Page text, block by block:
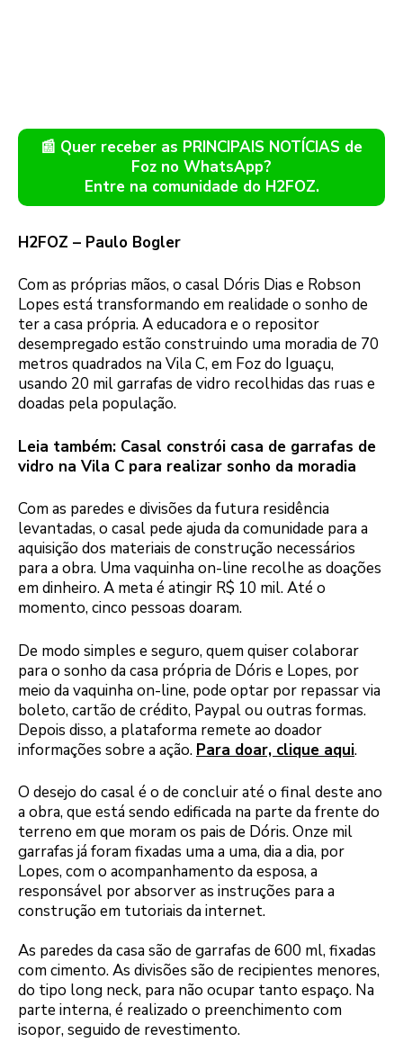
📰 Quer receber as PRINCIPAIS NOTÍCIAS de
Foz no WhatsApp?
Entre na comunidade do H2FOZ.
H2FOZ – Paulo Bogler
Com as próprias mãos, o casal Dóris Dias e Robson
Lopes está transformando em realidade o sonho de
ter a casa própria. A educadora e o repositor
desempregado estão construindo uma moradia de 70
metros quadrados na Vila C, em Foz do Iguaçu,
usando 20 mil garrafas de vidro recolhidas das ruas e
doadas pela população.
Leia também: Casal constrói casa de garrafas de
vidro na Vila C para realizar sonho da moradia
Com as paredes e divisões da futura residência
levantadas, o casal pede ajuda da comunidade para a
aquisição dos materiais de construção necessários
para a obra. Uma vaquinha on-line recolhe as doações
em dinheiro. A meta é atingir R$ 10 mil. Até o
momento, cinco pessoas doaram.
De modo simples e seguro, quem quiser colaborar
para o sonho da casa própria de Dóris e Lopes, por
meio da vaquinha on-line, pode optar por repassar via
boleto, cartão de crédito, Paypal ou outras formas.
Depois disso, a plataforma remete ao doador
informações sobre a ação. Para doar, clique aqui.
O desejo do casal é o de concluir até o final deste ano
a obra, que está sendo edificada na parte da frente do
terreno em que moram os pais de Dóris. Onze mil
garrafas já foram fixadas uma a uma, dia a dia, por
Lopes, com o acompanhamento da esposa, a
responsável por absorver as instruções para a
construção em tutoriais da internet.
As paredes da casa são de garrafas de 600 ml, fixadas
com cimento. As divisões são de recipientes menores,
do tipo long neck, para não ocupar tanto espaço. Na
parte interna, é realizado o preenchimento com
isopor, seguido de revestimento.